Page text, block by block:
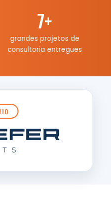
7+
grandes projetos de
consultoria entregues